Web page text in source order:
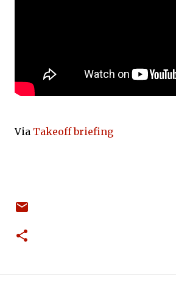
Via Takeoff briefing